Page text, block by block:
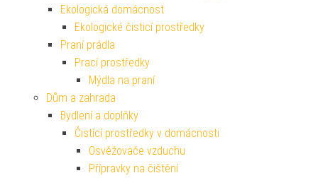
Ekologická domácnost
Ekologické čisticí prostředky
Praní prádla
Prací prostředky
Mýdla na praní
Dům a zahrada
Bydlení a doplňky
Čistící prostředky v domácnosti
Osvěžovače vzduchu
Přípravky na čištění